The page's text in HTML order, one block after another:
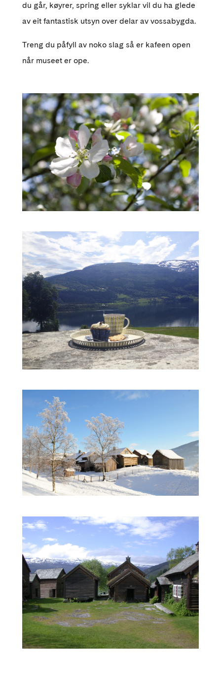
du går, køyrer, spring eller syklar vil du ha glede
av eit fantastisk utsyn over delar av vossabygda.
Treng du påfyll av noko slag så er kafeen open
når museet er ope.